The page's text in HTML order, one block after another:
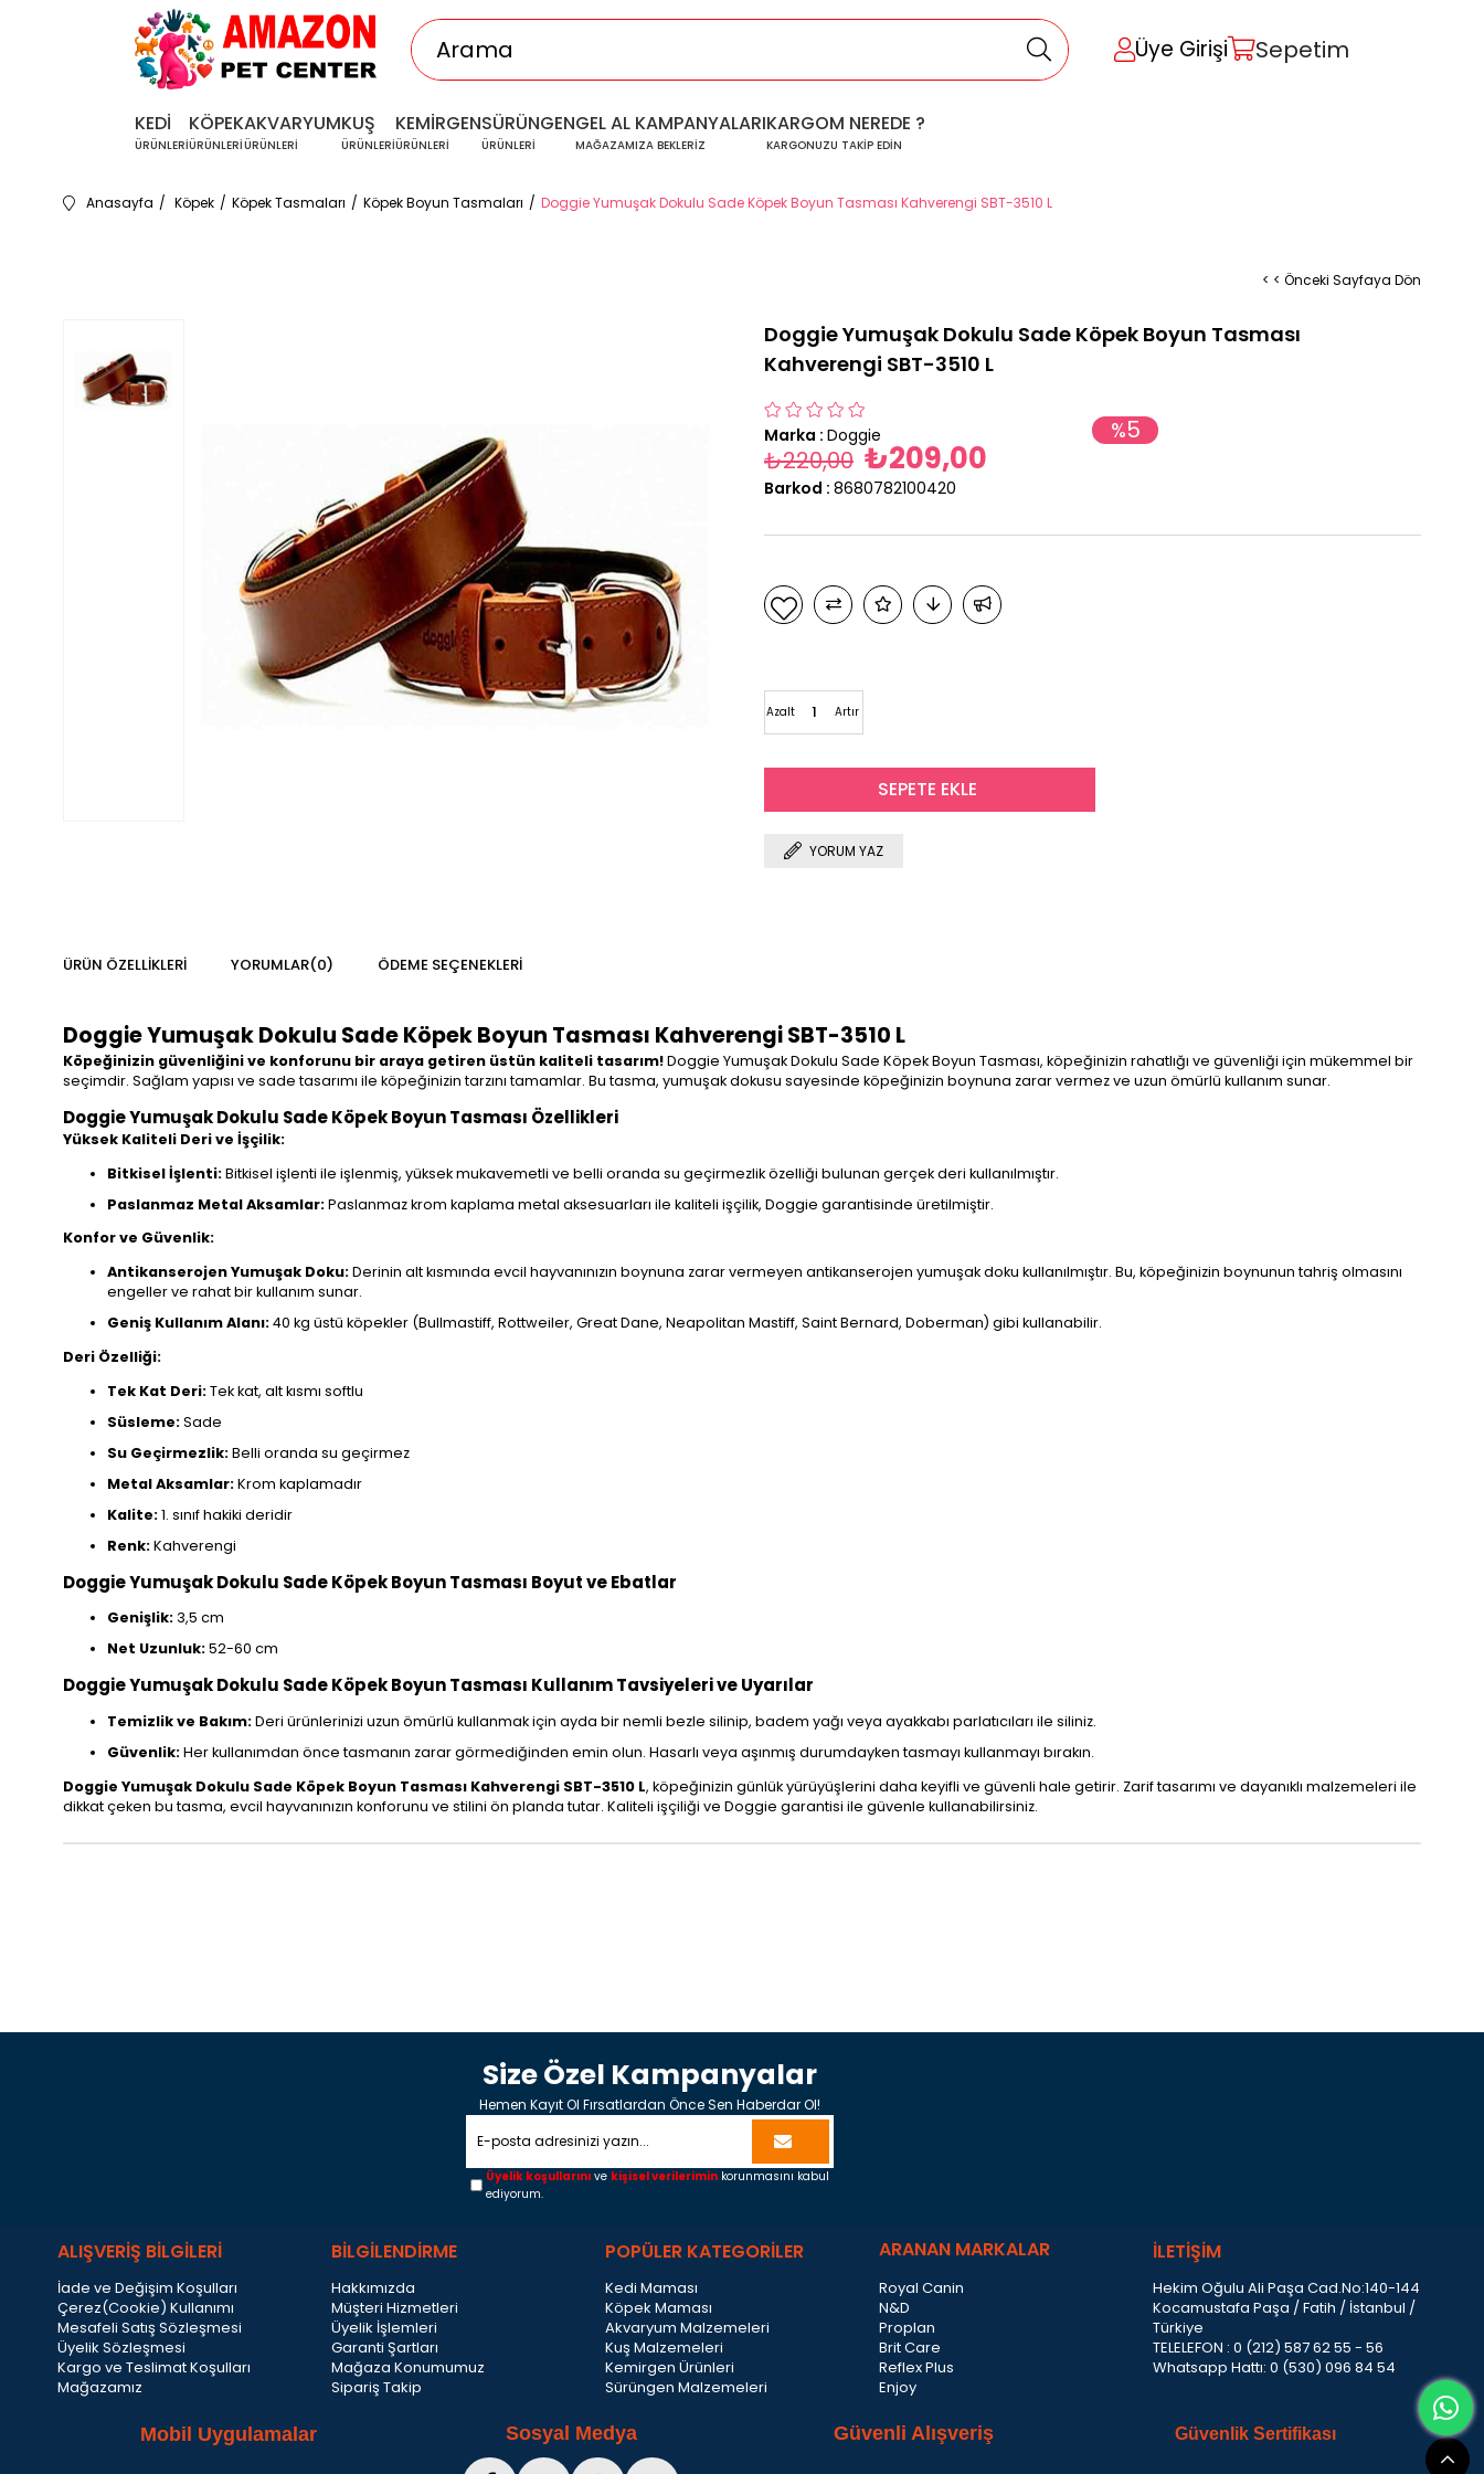
Üye Girişi Sepetim
KEDİ
ÜRÜNLERİ
KÖPEK
ÜRÜNLERİ
AKVARYUM
ÜRÜNLERİ
KUŞ
ÜRÜNLERİ
KEMİRGEN
ÜRÜNLERİ
SÜRÜNGEN
ÜRÜNLERİ
GEL AL KAMPANYALARI
MAĞAZAMIZA BEKLERİZ
KARGOM NEREDE ?
KARGONUZU TAKİP EDİN
Anasayfa Köpek Köpek Tasmaları Köpek Boyun Tasmaları Doggie Yumuşak Dokulu Sade Köpek Boyun Tasması Kahverengi SBT-3510 L
< < Önceki Sayfaya Dön
Doggie Yumuşak Dokulu Sade Köpek Boyun Tasması
Kahverengi SBT-3510 L
Marka : Doggie %5
₺220,00 ₺209,00
Barkod : 8680782100420
Artır
Azalt
YORUM YAZ
ÜRÜN ÖZELLIKLERI YORUMLAR(0) ÖDEME SEÇENEKLERI
Doggie Yumuşak Dokulu Sade Köpek Boyun Tasması Kahverengi SBT-3510 L
Köpeğinizin güvenliğini ve konforunu bir araya getiren üstün kaliteli tasarım!Doggie Yumuşak Dokulu Sade Köpek Boyun Tasması, köpeğinizin rahatlığı ve güvenliği için mükemmel bir
seçimdir. Sağlam yapısı ve sade tasarımı ile köpeğinizin tarzını tamamlar. Bu tasma, yumuşak dokusu sayesinde köpeğinizin boynuna zarar vermez ve uzun ömürlü kullanım sunar.
Doggie Yumuşak Dokulu Sade Köpek Boyun Tasması Özellikleri
Yüksek Kaliteli Deri ve İşçilik:
Bitkisel İşlenti:Bitkisel işlenti ile işlenmiş, yüksek mukavemetli ve belli oranda su geçirmezlik özelliği bulunan gerçek deri kullanılmıştır.
Paslanmaz Metal Aksamlar:Paslanmaz krom kaplama metal aksesuarları ile kaliteli işçilik, Doggie garantisinde üretilmiştir.
Konfor ve Güvenlik:
Antikanserojen Yumuşak Doku:Derinin alt kısmında evcil hayvanınızın boynuna zarar vermeyen antikanserojen yumuşak doku kullanılmıştır. Bu, köpeğinizin boynunun tahriş olmasını
engeller ve rahat bir kullanım sunar.
Geniş Kullanım Alanı:40 kg üstü köpekler (Bullmastiff, Rottweiler, Great Dane, Neapolitan Mastiff, Saint Bernard, Doberman) gibi kullanabilir.
Deri Özelliği:
Tek Kat Deri:Tek kat, alt kısmı softlu
Süsleme:Sade
Su Geçirmezlik:Belli oranda su geçirmez
Metal Aksamlar:Krom kaplamadır
Kalite:1. sınıf hakiki deridir
Renk:Kahverengi
Doggie Yumuşak Dokulu Sade Köpek Boyun Tasması Boyut ve Ebatlar
Genişlik: 3,5 cm
Net Uzunluk:52-60 cm
Doggie Yumuşak Dokulu Sade Köpek Boyun Tasması Kullanım Tavsiyeleri ve Uyarılar
Temizlik ve Bakım:Deri ürünlerinizi uzun ömürlü kullanmak için ayda bir nemli bezle silinip, badem yağı veya ayakkabı parlatıcıları ile siliniz.
Güvenlik:Her kullanımdan önce tasmanın zarar görmediğinden emin olun. Hasarlı veya aşınmış durumdayken tasmayı kullanmayı bırakın.
Doggie Yumuşak Dokulu Sade Köpek Boyun Tasması Kahverengi SBT-3510 L, köpeğinizin günlük yürüyüşlerini daha keyifli ve güvenli hale getirir. Zarif tasarımı ve dayanıklı malzemeleri ile
dikkat çeken bu tasma, evcil hayvanınızın konforunu ve stilini ön planda tutar. Kaliteli işçiliği ve Doggie garantisi ile güvenle kullanabilirsiniz.
Size Özel Kampanyalar
Hemen Kayıt Ol Fırsatlardan Önce Sen Haberdar Ol!
Üyelik koşullarını ve kişisel verilerimin korunmasını kabul
ediyorum.
ALIŞVERİŞ BİLGİLERİ
İade ve Değişim Koşulları
Çerez(Cookie) Kullanımı
Mesafeli Satış Sözleşmesi
Üyelik Sözleşmesi
Kargo ve Teslimat Koşulları
Mağazamız
BİLGİLENDİRME
Hakkımızda
Müşteri Hizmetleri
Üyelik İşlemleri
Garanti Şartları
Mağaza Konumumuz
Sipariş Takip
POPÜLER KATEGORİLER
Kedi Maması
Köpek Maması
Akvaryum Malzemeleri
Kuş Malzemeleri
Kemirgen Ürünleri
Sürüngen Malzemeleri
ARANAN MARKALAR
Royal Canin
N&D
Proplan
Brit Care
Reflex Plus
Enjoy
İLETİŞİM
Hekim Oğulu Ali Paşa Cad.No:140-144
Kocamustafa Paşa / Fatih / İstanbul /
Türkiye
TELELEFON : 0 (212) 587 62 55 - 56
Whatsapp Hattı: 0 (530) 096 84 54
Mobil Uygulamalar Sosyal Medya Güvenli Alışveriş Güvenlik Sertifikası